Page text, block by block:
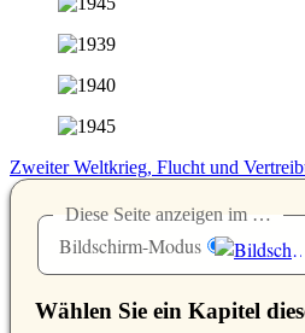
Zweiter Weltkrieg, Flucht und
Diese Seite anzeigen im …
Bildschirm-Modus
Wählen Sie ein Kapitel